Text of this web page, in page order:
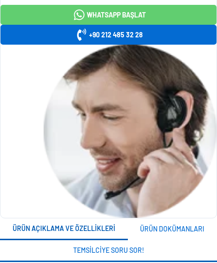
WHATSAPP BAŞLAT
+90 212 485 32 28
ÜRÜN AÇIKLAMA VE ÖZELLIKLERI ÜRÜN DOKÜMANLARI
TEMSILCIYE SORU SOR!